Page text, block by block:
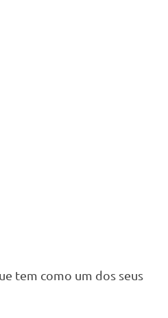
tem como um dos seus